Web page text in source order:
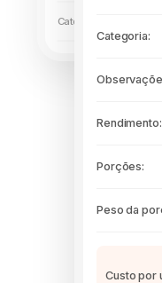
Categoria:
Categoria:
Rendimento:
Porções:
Peso da
Custo por